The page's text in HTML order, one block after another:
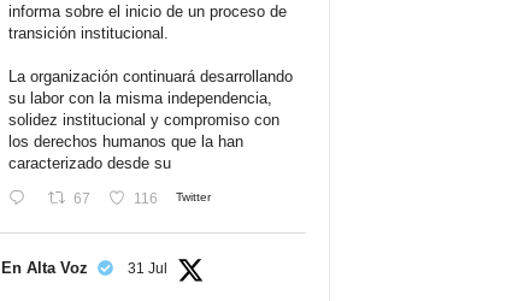
informa sobre el inicio de un proceso de
transición institucional.
La organización continuará desarrollando
su labor con la misma independencia,
solidez institucional y compromiso con
los derechos humanos que la han
caracterizado desde su
67 116 Twitter
En Alta Voz 31 Jul